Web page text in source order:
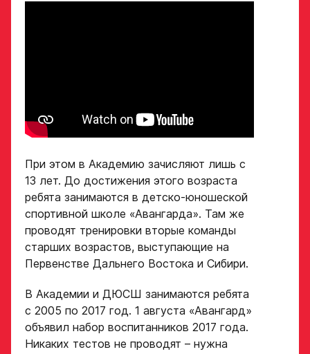
При этом в Академию зачисляют лишь с
13 лет. До достижения этого возраста
ребята занимаются в детско-юношеской
спортивной школе «Авангарда». Там же
проводят тренировки вторые команды
старших возрастов, выступающие на
Первенстве Дальнего Востока и Сибири.
В Академии и ДЮСШ занимаются ребята
с 2005 по 2017 год. 1 августа «Авангард»
объявил набор воспитанников 2017 года.
Никаких тестов не проводят – нужна